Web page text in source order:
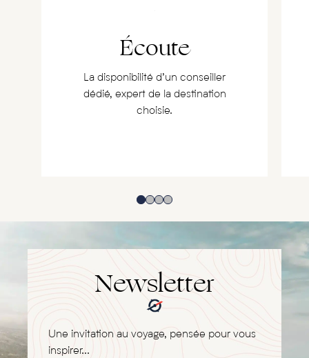
Écoute
La disponibilité d’un conseiller
dédié, expert de la destination
choisie.
Newsletter
Une invitation au voyage, pensée pour vous
inspirer...